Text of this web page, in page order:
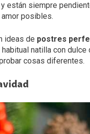
y están siempre
posibles.
ideas de postres
natilla con
cosas diferentes.